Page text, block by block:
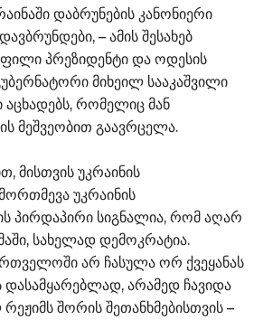
დაბრუნების კანონიერი
– ამის შესახებ
პრეზიდენტი და ოდესის
მიხეილ სააკაშვილი
აცხადებს, რომელიც მან
მეშვეობით გაავრცელა.
მისთვის უკრაინის
უკრაინის
პირდაპირი სიგნალია, რომ აღარ
სახელად დემოკრატია.
არ ჩასულა ორ ქვეყანას
დასამყარებლად, არამედ ჩავიდა
შორის შეთანხმებისთვის –